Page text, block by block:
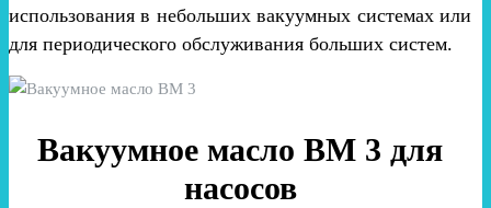
использования в небольших вакуумных системах или
для периодического обслуживания больших систем.
Вакуумное масло ВМ 3 для
насосов